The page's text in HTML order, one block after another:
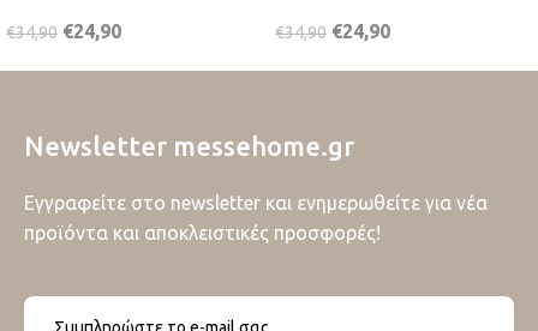
€34,90 €24,90 €34,90 €24,90
Newsletter messehome.gr
Εγγραφείτε στο newsletter και ενημερωθείτε για νέα
προϊόντα και αποκλειστικές προσφορές!